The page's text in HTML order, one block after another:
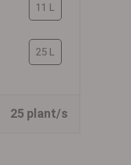
11 L
25 L
25 plant/s